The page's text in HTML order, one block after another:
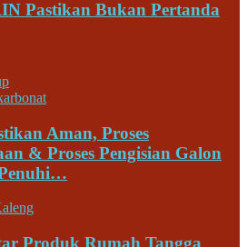
Pastikan Bukan Pertanda
Aman, Proses
& Proses Pengisian Galon
Produk Rumah Tangga